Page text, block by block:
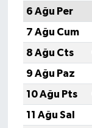
6 Ağu Per
7 Ağu Cum
8 Ağu Cts
9 Ağu Paz
10 Ağu Pts
11 Ağu Sal